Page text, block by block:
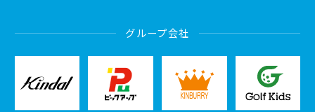
グループ会社